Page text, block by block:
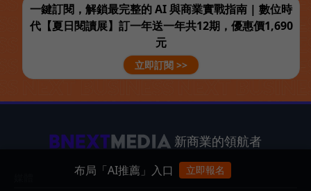
一鍵訂閱，解鎖最完整的 AI 與商業實戰指南 | 數位時
代【夏日閱讀展】訂一年送一年共12期，優惠價1,690
元
立即訂閱 >>
新商業的領航者
布局「AI推薦」入口 立即報名